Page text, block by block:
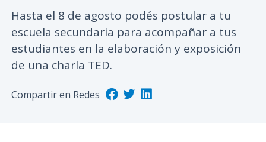
n
c
i
l
Hasta el 8 de agosto podés postular a tu
escuela secundaria para acompañar a tus
estudiantes en la elaboración y exposición
de una charla TED.
Compartir en Redes